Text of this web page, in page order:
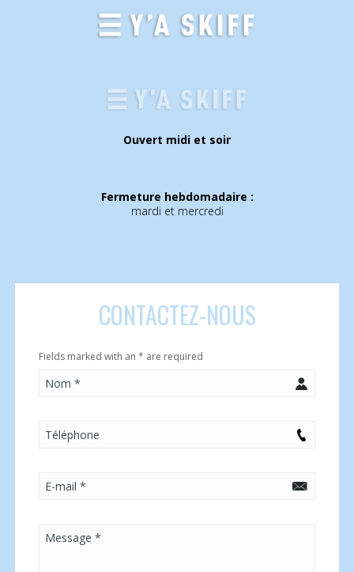
Ouvert midi et soir
Fermeture hebdomadaire :
mardi et mercredi
CONTACTEZ-NOUS
Fields marked with an* are required